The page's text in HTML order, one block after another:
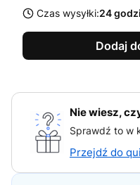
Czas wysyłki:24
Dodaj
Nie wiesz,
Sprawdź to w
Przejdź do